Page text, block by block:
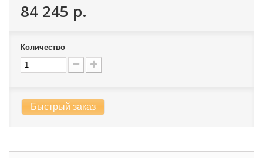
84 245 р.
Количество
Быстрый заказ